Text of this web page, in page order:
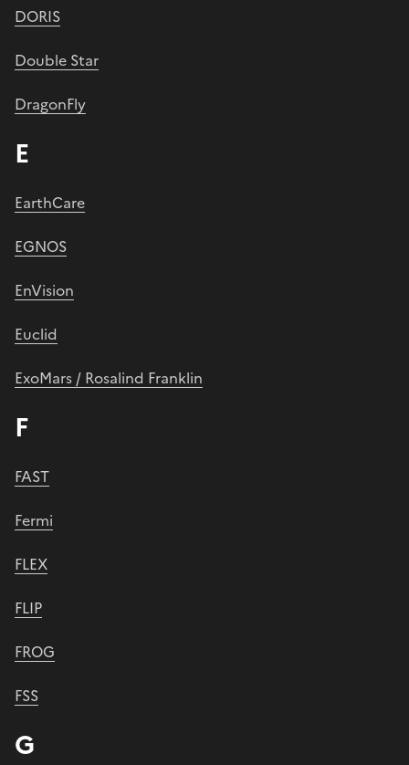
DORIS
Double Star
DragonFly
E
EarthCare
EGNOS
EnVision
Euclid
ExoMars / Rosalind Franklin
F
FAST
Fermi
FLEX
FLIP
FROG
FSS
G